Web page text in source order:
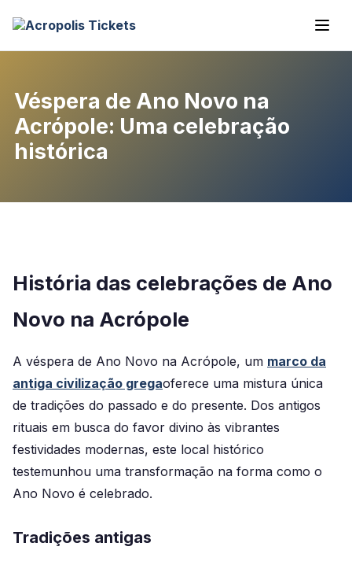
Véspera de Ano Novo na
Acrópole: Uma celebração
histórica
História das celebrações de Ano
Novo na Acrópole
A véspera de Ano Novo na Acrópole, um marco da
antiga civilização gregaoferece uma mistura única
de tradições do passado e do presente. Dos antigos
rituais em busca do favor divino às vibrantes
festividades modernas, este local histórico
testemunhou uma transformação na forma como o
Ano Novo é celebrado.
Tradições antigas